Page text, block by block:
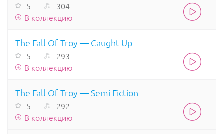
The Fall Of Troy — Caught Up
5
293
В коллекцию
5
304
В коллекцию
The Fall Of Troy — Semi Fiction
5
292
В коллекцию